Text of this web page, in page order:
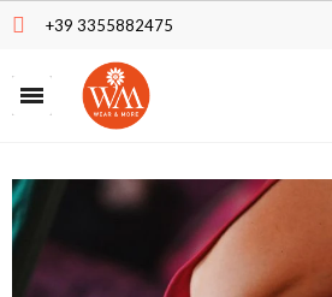
+39 3355882475